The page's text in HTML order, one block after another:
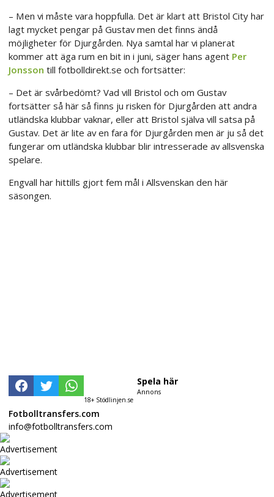
– Men vi måste vara hoppfulla. Det är klart att Bristol City har
lagt mycket pengar på Gustav men det finns ändå
möjligheter för Djurgården. Nya samtal har vi planerat
kommer att äga rum en bit in i juni, säger hans agent Per
Jonsson till fotbolldirekt.se och fortsätter:
– Det är svårbedömt? Vad vill Bristol och om Gustav
fortsätter så här så finns ju risken för Djurgården att andra
utländska klubbar vaknar, eller att Bristol själva vill satsa på
Gustav. Det är lite av en fara för Djurgården men är ju så det
fungerar om utländska klubbar blir intresserade av allsvenska
spelare.
Engvall har hittills gjort fem mål i Allsvenskan den här
säsongen.
18+ Stödlinjen.se
Spela här
Annons
Fotbolltransfers.com
info@fotbolltransfers.com